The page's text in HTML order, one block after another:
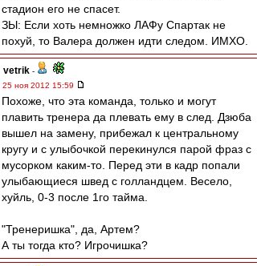
стадион его не спасет.
ЗЫ: Если хоть немножко ЛАФу Спартак не
похуй, то Валера должен идти следом. ИМХО.
vetrik -
25 ноя 2012 15:59
Похоже, что эта команда, только и могут
плавить тренера да плевать ему в след. Дзюба
вышел на замену, прибежал к центральному
кругу и с улыбочкой перекинулся парой фраз с
мусорком каким-то. Перед эти в кадр попали
улыбающиеся швед с голландцем. Весело,
хуйль, 0-3 после 1го тайма.
"Тренеришка", да, Артем?
А ты тогда кто? Игрочишка?